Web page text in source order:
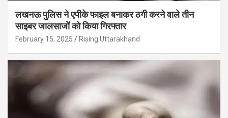
लखनऊ पुलिस ने एपीके फाइल बनाकर ठगी करने वाले तीन
साइबर जालसाजों को किया गिरफ्तार
February 15, 2025 Rising Uttarakhand